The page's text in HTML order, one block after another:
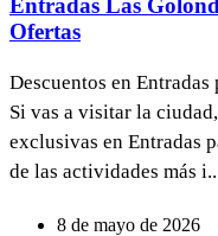
Entradas Las
Ofertas
Descuentos en
Si vas a visitar la
exclusivas en Entradas
de las actividades más
8 de mayo de 2026